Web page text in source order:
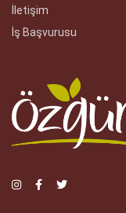
İletişim
İş Başvurusu